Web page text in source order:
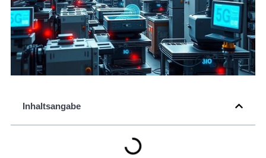
Inhaltsangabe